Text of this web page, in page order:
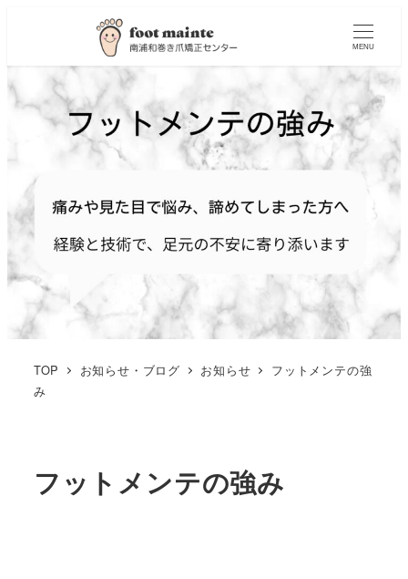
MENU
TOP お知らせ・ブログ お知らせ
フットメンテの強
み
フットメンテの強み